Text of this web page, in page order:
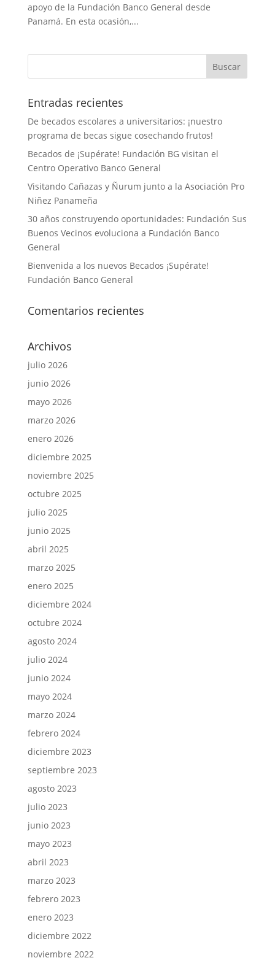
apoyo de la Fundación Banco General desde
Panamá. En esta ocasión,...
Entradas recientes
De becados escolares a universitarios: ¡nuestro
programa de becas sigue cosechando frutos!
Becados de ¡Supérate! Fundación BG visitan el
Centro Operativo Banco General
Visitando Cañazas y Ñurum junto a la Asociación Pro
Niñez Panameña
30 años construyendo oportunidades: Fundación Sus
Buenos Vecinos evoluciona a Fundación Banco
General
Bienvenida a los nuevos Becados ¡Supérate!
Fundación Banco General
Comentarios recientes
Archivos
julio 2026
junio 2026
mayo 2026
marzo 2026
enero 2026
diciembre 2025
noviembre 2025
octubre 2025
julio 2025
junio 2025
abril 2025
marzo 2025
enero 2025
diciembre 2024
octubre 2024
agosto 2024
julio 2024
junio 2024
mayo 2024
marzo 2024
febrero 2024
diciembre 2023
septiembre 2023
agosto 2023
julio 2023
junio 2023
mayo 2023
abril 2023
marzo 2023
febrero 2023
enero 2023
diciembre 2022
noviembre 2022